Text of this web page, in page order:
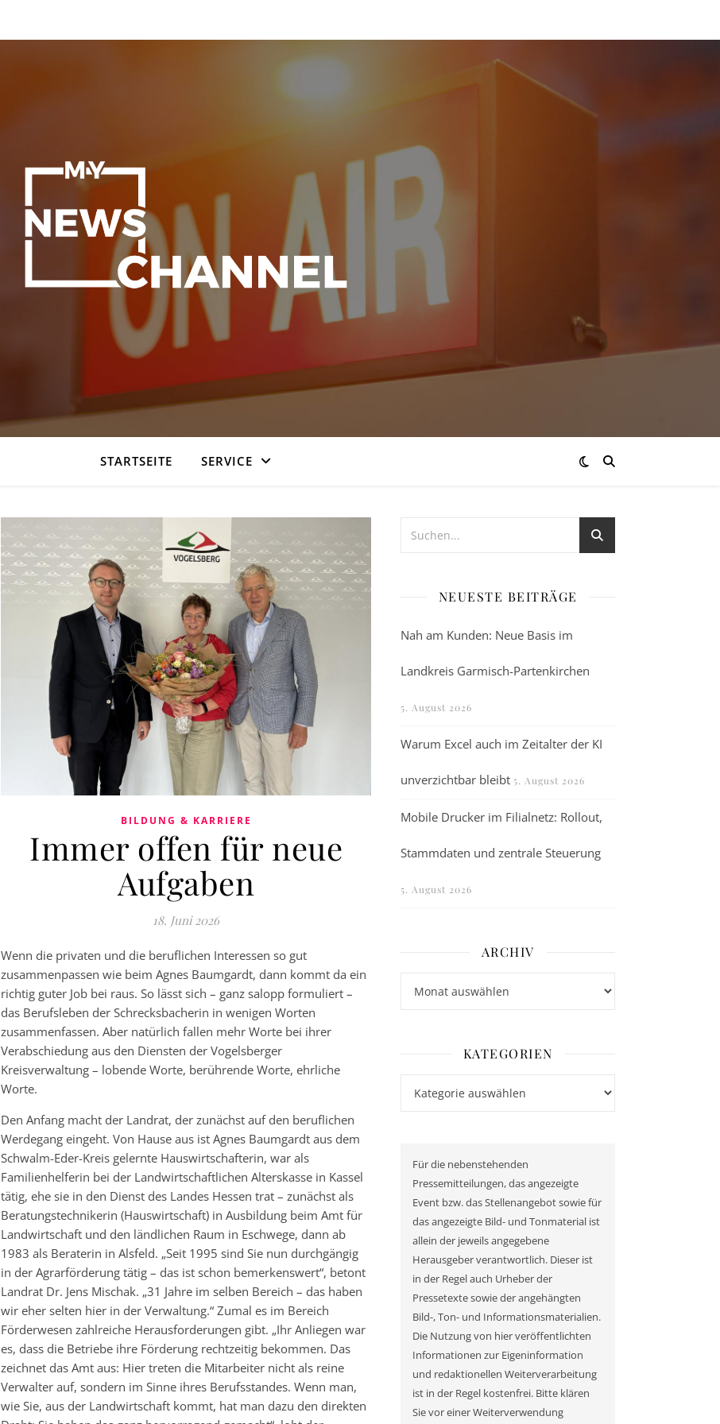
STARTSEITE SERVICE
BILDUNG & KARRIERE
Immer offen für neue
Aufgaben
18. Juni 2026
Wenn die privaten und die beruflichen Interessen so gut
zusammenpassen wie beim Agnes Baumgardt, dann kommt da ein
richtig guter Job bei raus. So lässt sich – ganz salopp formuliert –
das Berufsleben der Schrecksbacherin in wenigen Worten
zusammenfassen. Aber natürlich fallen mehr Worte bei ihrer
Verabschiedung aus den Diensten der Vogelsberger
Kreisverwaltung – lobende Worte, berührende Worte, ehrliche
Worte.
Den Anfang macht der Landrat, der zunächst auf den beruflichen
Werdegang eingeht. Von Hause aus ist Agnes Baumgardt aus dem
Schwalm-Eder-Kreis gelernte Hauswirtschafterin, war als
Familienhelferin bei der Landwirtschaftlichen Alterskasse in Kassel
tätig, ehe sie in den Dienst des Landes Hessen trat – zunächst als
Beratungstechnikerin (Hauswirtschaft) in Ausbildung beim Amt für
Landwirtschaft und den ländlichen Raum in Eschwege, dann ab
1983 als Beraterin in Alsfeld. „Seit 1995 sind Sie nun durchgängig
in der Agrarförderung tätig – das ist schon bemerkenswert“, betont
Landrat Dr. Jens Mischak. „31 Jahre im selben Bereich – das haben
wir eher selten hier in der Verwaltung.“ Zumal es im Bereich
Förderwesen zahlreiche Herausforderungen gibt. „Ihr Anliegen war
es, dass die Betriebe ihre Förderung rechtzeitig bekommen. Das
zeichnet das Amt aus: Hier treten die Mitarbeiter nicht als reine
Verwalter auf, sondern im Sinne ihres Berufsstandes. Wenn man,
wie Sie, aus der Landwirtschaft kommt, hat man dazu den direkten
NEUESTE BEITRÄGE
Nah am Kunden: Neue Basis im
Landkreis Garmisch-Partenkirchen
5. August 2026
Warum Excel auch im Zeitalter der KI
unverzichtbar bleibt 5. August 2026
Mobile Drucker im Filialnetz: Rollout,
Stammdaten und zentrale Steuerung
5. August 2026
ARCHIV
KATEGORIEN
Für die nebenstehenden
Pressemitteilungen, das angezeigte
Event bzw. das Stellenangebot sowie für
das angezeigte Bild- und Tonmaterial ist
allein der jeweils angegebene
Herausgeber verantwortlich. Dieser ist
in der Regel auch Urheber der
Pressetexte sowie der angehängten
Bild-, Ton- und Informationsmaterialien.
Die Nutzung von hier veröffentlichten
Informationen zur Eigeninformation
und redaktionellen Weiterverarbeitung
ist in der Regel kostenfrei. Bitte klären
Sie vor einer Weiterverwendung